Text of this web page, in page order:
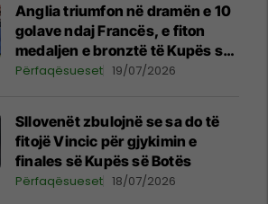
Anglia triumfon në dramën e 10
golave ndaj Francës, e fiton
medaljen e bronztë të Kupës së
Botës
Përfaqësueset 19/07/2026
Sllovenët zbulojnë se sa do të
fitojë Vincic për gjykimin e
finales së Kupës së Botës
Përfaqësueset 18/07/2026